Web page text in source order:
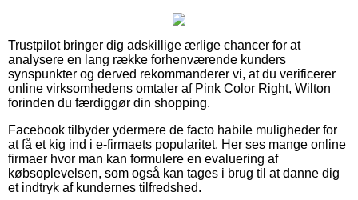
Trustpilot bringer dig adskillige ærlige chancer for at
analysere en lang række forhenværende kunders
synspunkter og derved rekommanderer vi, at du verificerer
online virksomhedens omtaler af Pink Color Right, Wilton
forinden du færdiggør din shopping.
Facebook tilbyder ydermere de facto habile muligheder for
at få et kig ind i e-firmaets popularitet. Her ses mange online
firmaer hvor man kan formulere en evaluering af
købsoplevelsen, som også kan tages i brug til at danne dig
et indtryk af kundernes tilfredshed.